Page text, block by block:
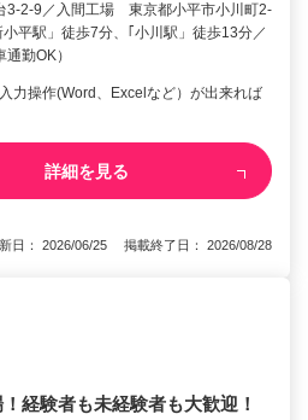
3-2-9／入間工場 東京都小平市小川町2-
平駅」徒歩7分、｢小川駅」徒歩13分／
勤OK）
力操作(Word、Excelなど）が出来れば
詳細を見る
日： 2026/06/25 掲載終了日： 2026/08/28
経験者も未経験者も大歓迎！